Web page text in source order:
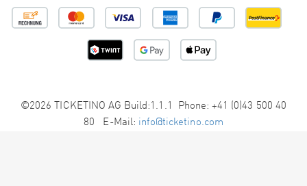
©2026 TICKETINO AG Build:1.1.1 Phone: +41 (0)43 500 40
80 E-Mail: info@ticketino.com